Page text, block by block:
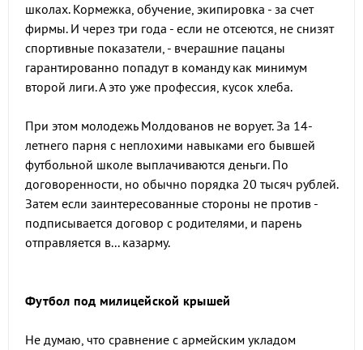
школах. Кормежка, обучение, экипировка - за счет
фирмы. И через три года - если не отсеются, не снизят
спортивные показатели, - вчерашние пацаны
гарантированно попадут в команду как минимум
второй лиги. А это уже профессия, кусок хлеба.
При этом молодежь Молдованов не ворует. За 14-
летнего парня с неплохими навыками его бывшей
футбольной школе выплачиваются деньги. По
договоренности, но обычно порядка 20 тысяч рублей.
Затем если заинтересованные стороны не против -
подписывается договор с родителями, и парень
отправляется в... казарму.
Футбол под милицейской крышей
Не думаю, что сравнение с армейским укладом